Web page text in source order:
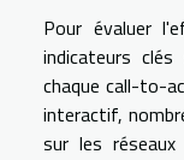
Pour évaluer
indicateurs
chaque call-to-
interactif,
sur les